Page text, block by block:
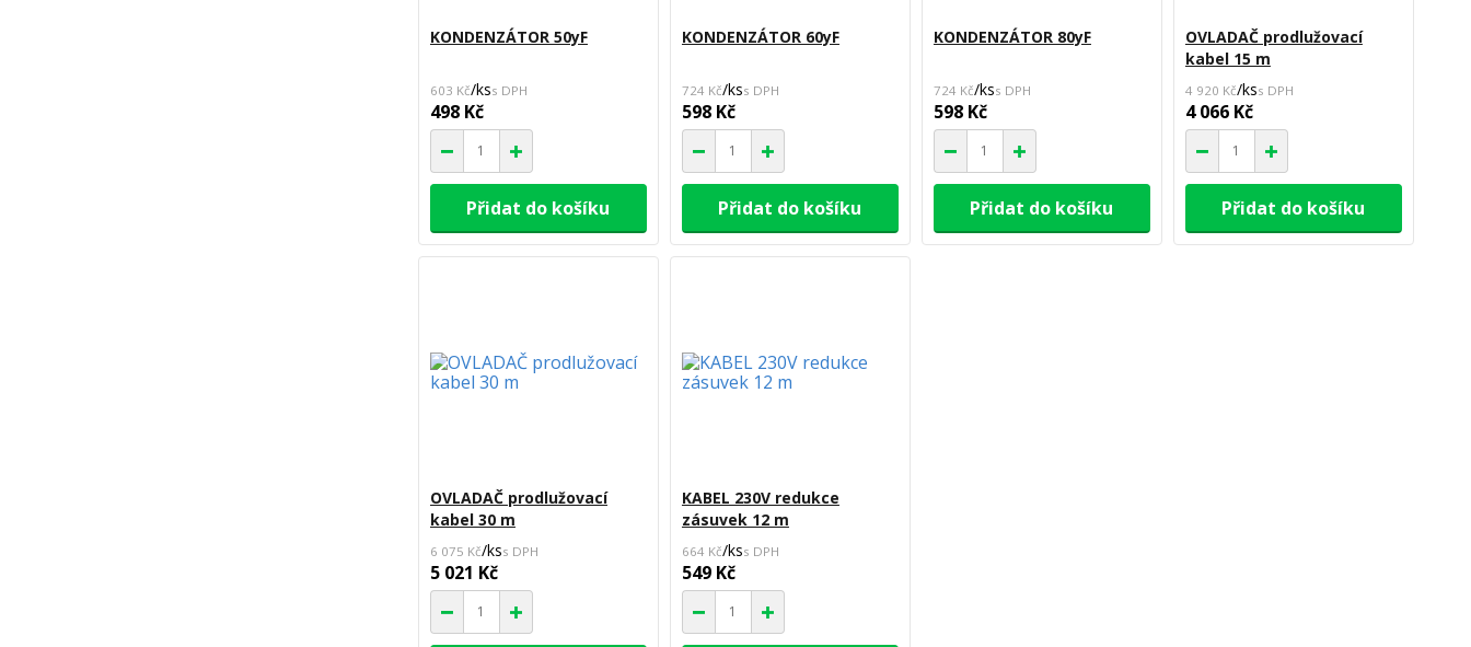
KONDENZÁTOR 50yF
603 Kč/ks
498 Kč
Přidat do košíku
KONDENZÁTOR 60yF
724 Kč/ks
598 Kč
Přidat do košíku
KONDENZÁTOR 80yF
724 Kč/ks
598 Kč
Přidat do košíku
OVLADAČ prodlužovací
kabel 15 m
4 920 Kč/ks
4 066 Kč
Přidat do košíku
OVLADAČ prodlužovací
kabel 30 m
6 075 Kč/ks
5 021 Kč
KABEL 230V redukce
zásuvek 12 m
664 Kč/ks
549 Kč